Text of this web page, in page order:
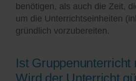
benötigen, als auch die Zeit,
um die Unterrichtseinheiten
gründlich vorzubereiten.
Ist Gruppenunterricht